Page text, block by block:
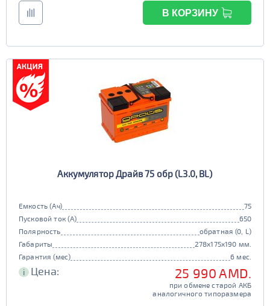
В КОРЗИНУ
Аккумулятор Драйв 75 обр (L3.0, BL)
Емкость (Ач)
75
Пусковой ток (А)
650
Полярность
обратная (0, L)
Габариты
278x175x190 мм.
Гарантия (мес)
6 мес.
i Цена: 25 990 AMD.
при обмене старой АКБ
аналогичного типоразмера